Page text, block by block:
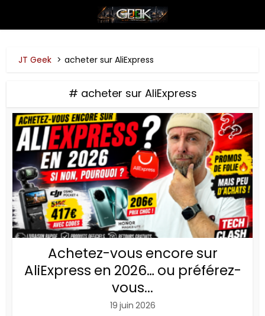
JT Geek acheter sur AliExpress
# acheter sur AliExpress
Achetez-vous encore sur
AliExpress en 2026… ou préférez-
vous...
19 juin 2026